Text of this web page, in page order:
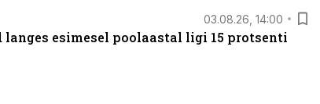
03.08.26, 14:00
langes esimesel poolaastal ligi 15 protsenti